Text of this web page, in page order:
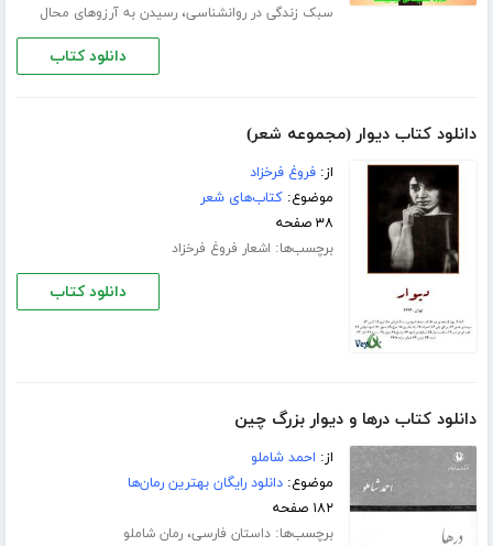
سبک زندگی در روانشناسی،رسیدن به آرزوهای محال
دانلود کتاب
دانلود کتاب دیوار (مجموعه شعر)
از:فروغ فرخزاد
موضوع:کتاب‌های شعر
۳۸ صفحه
برچسب‌ها: اشعار فروغ فرخزاد
دانلود کتاب
دانلود کتاب درها و دیوار بزرگ چین
از: احمد شاملو
موضوع:دانلود رایگان بهترین رمان‌ها
۱۸۲ صفحه
برچسب‌ها:داستان فارسی،رمان شاملو